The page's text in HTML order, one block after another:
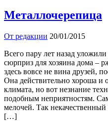
Металлочерепица
От редакции 20/01/2015
Всего пару лет назад
сюрприз для хозяина дома –
здесь вовсе не вина друзей,
Она действительно хороша и
климата, но вот незнание
подобным неприятностям.
мелочей. Так
[…]